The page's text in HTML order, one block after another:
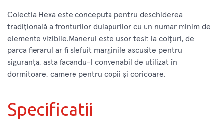
Colectia Hexa este conceputa pentru deschiderea
tradițională a fronturilor dulapurilor cu un numar minim de
elemente vizibile.Manerul este usor tesit la colțuri, de
parca fierarul ar fi slefuit marginile ascusite pentru
siguranța, asta facandu-l convenabil de utilizat în
dormitoare, camere pentru copii și coridoare.
Specificatii